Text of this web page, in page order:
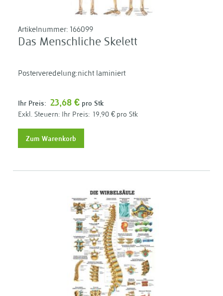
Artikelnummer: 166099
Das Menschliche Skelett
Posterveredelung:nicht laminiert
Ihr Preis: 23,68 € pro Stk
Ihr Preis: 19,90 € pro Stk
Zum Warenkorb